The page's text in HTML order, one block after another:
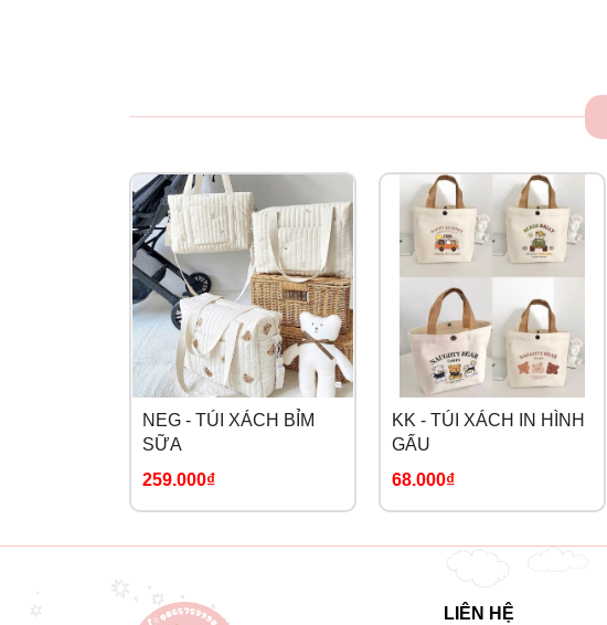
NEG - TÚI XÁCH BỈM
SỮA
259.000₫
KK - TÚI XÁCH IN HÌNH
GẤU
68.000₫
LIÊN HỆ